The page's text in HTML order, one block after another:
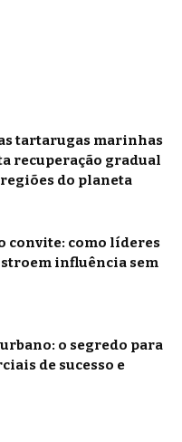
tartarugas marinhas
recuperação gradual
do planeta
convite: como líderes
influência sem
o segredo para
de sucesso e